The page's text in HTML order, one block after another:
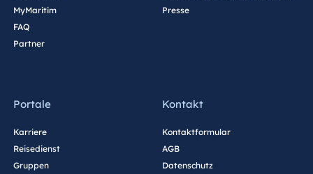
MyMaritim
FAQ
Partner
Presse
Portale
Karriere
Reisedienst
Gruppen
Kontakt
Kontaktformular
AGB
Datenschutz